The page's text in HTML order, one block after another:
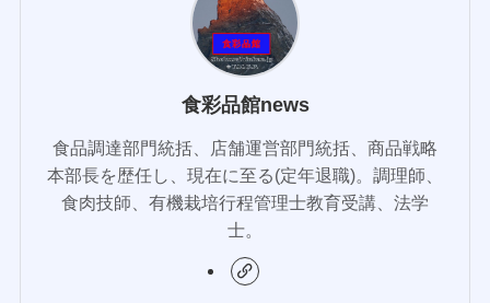
食彩品館news
食品調達部門統括、店舗運営部門統括、商品戦略
本部長を歴任し、現在に至る(定年退職)。調理師、
食肉技師、有機栽培行程管理士教育受講、法学
士。